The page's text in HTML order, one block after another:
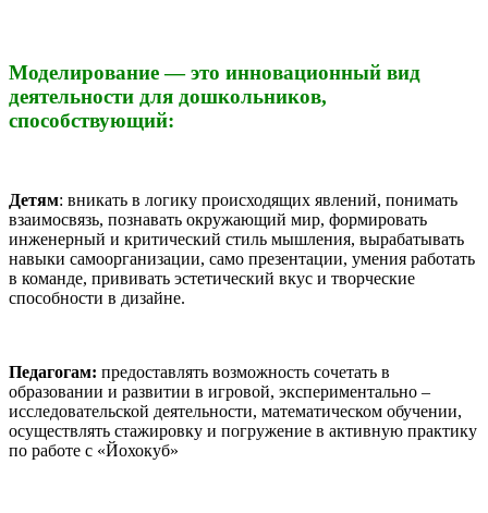
Моделирование — это инновационный вид
деятельности для дошкольников,
способствующий:
Детям: вникать в логику происходящих явлений, понимать
взаимосвязь, познавать окружающий мир, формировать
инженерный и критический стиль мышления, вырабатывать
навыки самоорганизации, само презентации, умения работать
в команде, прививать эстетический вкус и творческие
способности в дизайне.
Педагогам: предоставлять возможность сочетать в
образовании и развитии в игровой, экспериментально –
исследовательской деятельности, математическом обучении,
осуществлять стажировку и погружение в активную практику
по работе с «Йохокуб»